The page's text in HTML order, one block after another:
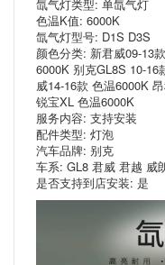
氙气灯类型: 单氙气灯
色温K值: 6000K
氙气灯型号: D1S D3S
颜色分类: 新君威09-13
6000K 别克GL8S 10-
威14-16款 色温6000K
锐宝XL 色温6000K
服务内容: 支持安装
配件类型: 灯泡
汽车品牌: 别克
车系: GL8 君威 君越 威
是否支持到店安装: 是